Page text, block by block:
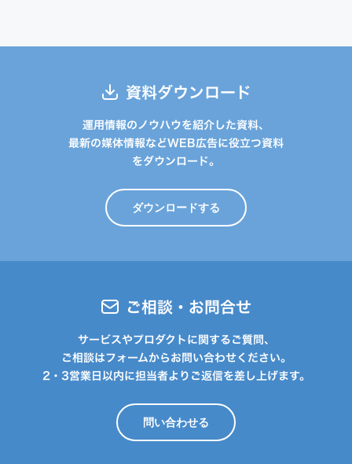
資料ダウンロード
運用情報のノウハウを紹介した資料、
最新の媒体情報などWEB広告に役立つ資料
をダウンロード。
ダウンロードする
ご相談・お問合せ
サービスやプロダクトに関するご質問、
ご相談はフォームからお問い合わせください。
2・3営業日以内に担当者よりご返信を差し上げます。
問い合わせる